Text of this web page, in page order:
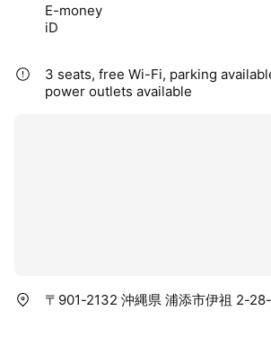
E-money
iD
3 seats, free Wi-Fi, parking
power outlets available
〒901-2132 沖縄県 浦添市伊祖 2-